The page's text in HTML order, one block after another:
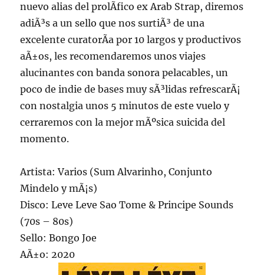
nuevo alias del prolÃ­fico ex Arab Strap, diremos
adiÃ³s a un sello que nos surtiÃ³ de una
excelente curatorÃ­a por 10 largos y productivos
aÃ±os, les recomendaremos unos viajes
alucinantes con banda sonora pelacables, un
poco de indie de bases muy sÃ³lidas refrescarÃ¡
con nostalgia unos 5 minutos de este vuelo y
cerraremos con la mejor mÃºsica suicida del
momento.
Artista: Varios (Sum Alvarinho, Conjunto
Mindelo y mÃ¡s)
Disco: Leve Leve Sao Tome & Principe Sounds
(70s – 80s)
Sello: Bongo Joe
AÃ±o: 2020